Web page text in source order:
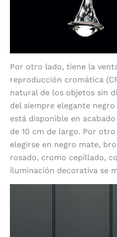
Por otro lado, tiene la
reproducción cromática
natural de los objetos sin
del siempre elegante
está disponible en
de 10 cm de largo. Por
elegirse en negro mate,
rosado, cromo cepillado,
iluminación decorativa se